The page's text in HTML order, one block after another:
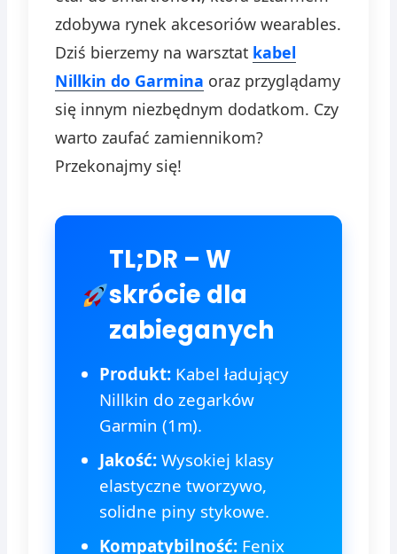
zdobywa rynek akcesoriów wearables.
Dziś bierzemy na warsztat kabel
Nillkin do Garmina oraz przyglądamy
się innym niezbędnym dodatkom. Czy
warto zaufać zamiennikom?
Przekonajmy się!
TL;DR – W
skrócie dla
zabieganych
Produkt: Kabel ładujący
Nillkin do zegarków
Garmin (1m).
Jakość: Wysokiej klasy
elastyczne tworzywo,
solidne piny stykowe.
Kompatybilność: Fenix